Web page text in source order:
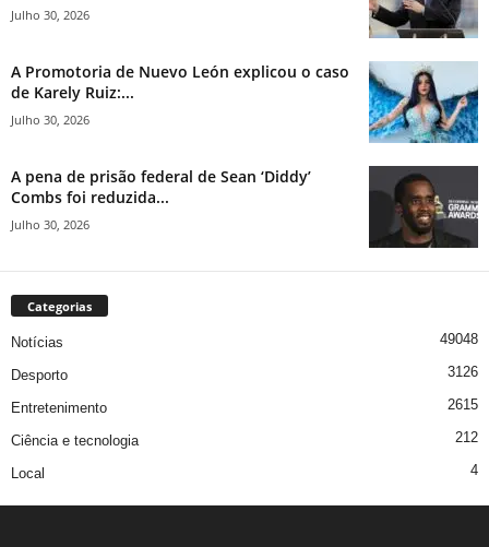
Julho 30, 2026
A Promotoria de Nuevo León explicou o caso
de Karely Ruiz:...
Julho 30, 2026
A pena de prisão federal de Sean ‘Diddy’
Combs foi reduzida...
Julho 30, 2026
Categorias
Notícias 49048
Desporto 3126
Entretenimento 2615
Ciência e tecnologia 212
Local 4